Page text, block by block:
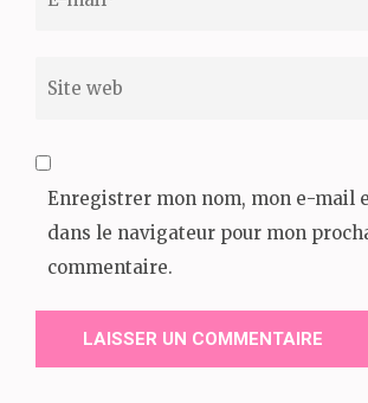
Enregistrer mon nom, mon e-mail
dans le navigateur pour mon
commentaire.